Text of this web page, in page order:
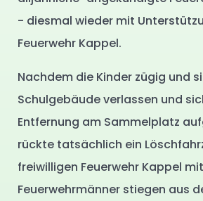
- diesmal wieder mit
Feuerwehr Kappel.
Nachdem die Kinder zügig und
Schulgebäude verlassen und
Entfernung am Sammelplatz
rückte tatsächlich ein
freiwilligen Feuerwehr Kappel
Feuerwehrmänner stiegen aus